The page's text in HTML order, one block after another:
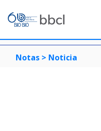
Notas > Noticia